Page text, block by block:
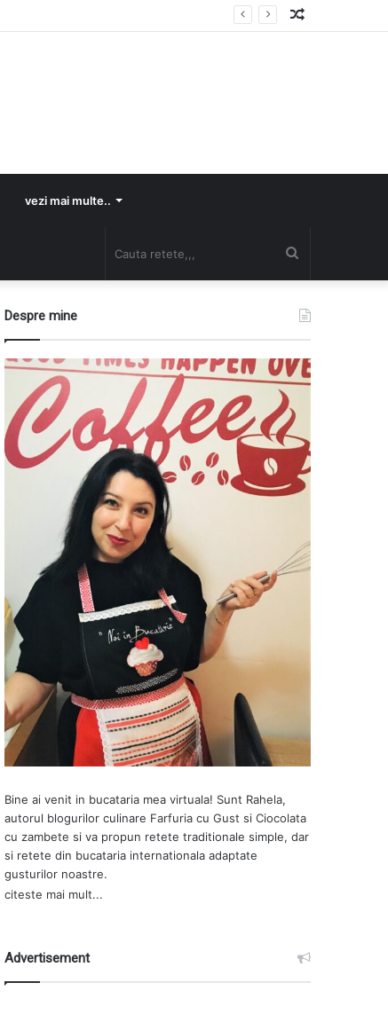
vezi mai multe..
retete,,,
Despre mine
Bine ai venit in bucataria mea virtuala! Sunt Rahela,
autorul blogurilor culinare Farfuria cu Gust siCiocolata
cu zambete si va propun retete traditionale simple, dar
si retete din bucataria internationala adaptate
gusturilor noastre.
citeste mai mult...
Advertisement